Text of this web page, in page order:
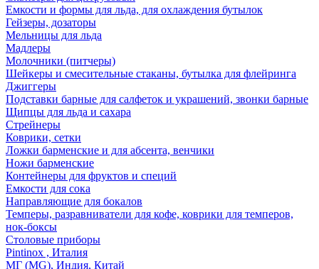
Емкости и формы для льда, для охлаждения бутылок
Гейзеры, дозаторы
Мельницы для льда
Мадлеры
Молочники (питчеры)
Шейкеры и смесительные стаканы, бутылка для флейринга
Джиггеры
Подставки барные для салфеток и украшений, звонки барные
Щипцы для льда и сахара
Стрейнеры
Коврики, сетки
Ложки барменские и для абсента, венчики
Ножи барменские
Контейнеры для фруктов и специй
Емкости для сока
Направляющие для бокалов
Темперы, разравниватели для кофе, коврики для темперов,
нок-боксы
Столовые приборы
Pintinox , Италия
МГ (MG), Индия, Китай